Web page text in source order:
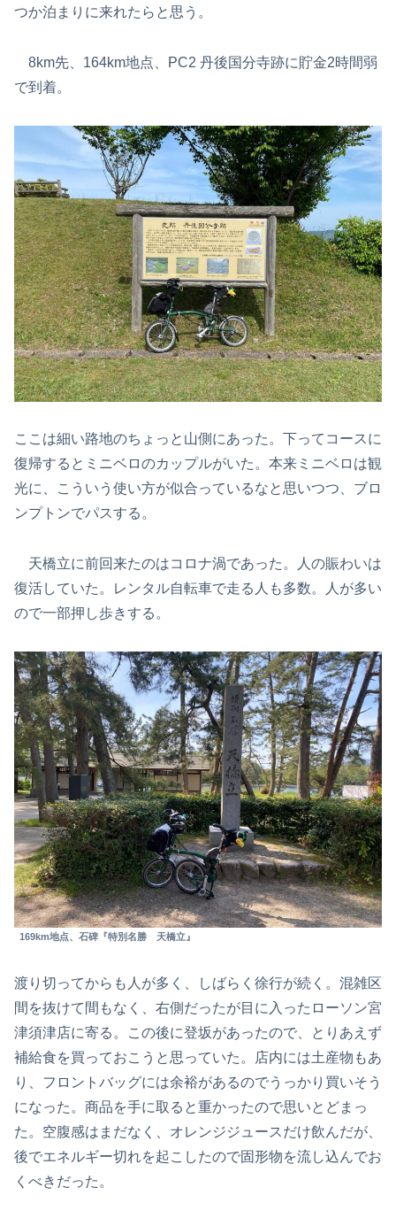
つか泊まりに来れたらと思う。
8km先、164km地点、PC2 丹後国分寺跡に貯金2時間弱
で到着。
ここは細い路地のちょっと山側にあった。下ってコースに
復帰するとミニベロのカップルがいた。本来ミニベロは観
光に、こういう使い方が似合っているなと思いつつ、ブロ
ンプトンでパスする。
天橋立に前回来たのはコロナ渦であった。人の賑わいは
復活していた。レンタル自転車で走る人も多数。人が多い
ので一部押し歩きする。
169km地点、石碑『特別名勝 天橋立』
渡り切ってからも人が多く、しばらく徐行が続く。混雑区
間を抜けて間もなく、右側だったが目に入ったローソン宮
津須津店に寄る。この後に登坂があったので、とりあえず
補給食を買っておこうと思っていた。店内には土産物もあ
り、フロントバッグには余裕があるのでうっかり買いそう
になった。商品を手に取ると重かったので思いとどまっ
た。空腹感はまだなく、オレンジジュースだけ飲んだが、
後でエネルギー切れを起こしたので固形物を流し込んでお
くべきだった。